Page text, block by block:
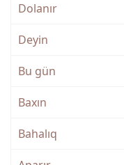
Dolanır
Deyin
Bu gün
Baxın
Bahalıq